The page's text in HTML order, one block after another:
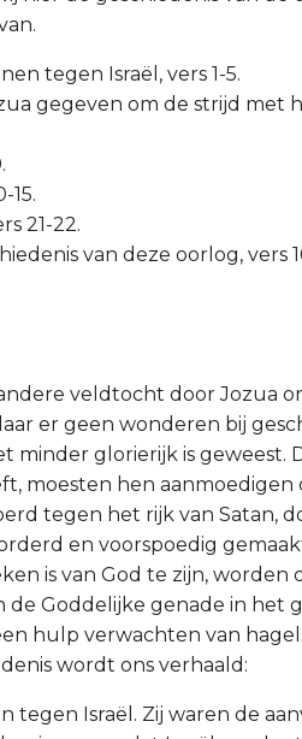
tegen Israël, vers 1-5.
gegeven om de strijd met
15.
21-22.
van deze oorlog, vers
veldtocht door Jozua
er geen wonderen bij
glorierijk is geweest.
moesten hen aanmoedigen
tegen het rijk van Satan,
en voorspoedig
is van God te zijn, worden
Goddelijke genade in het
hulp verwachten van
wordt ons verhaald:
tegen Israël. Zij waren de